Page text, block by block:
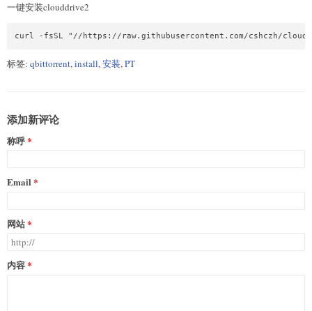
一键安装clouddrive2
标签: qbittorrent,install,安装,PT
添加新评论
称呼
Email
网站
内容